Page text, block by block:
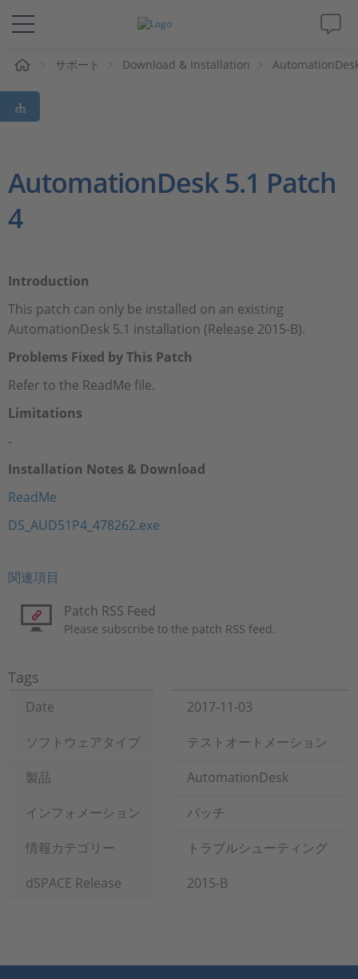
ソリューションと製品
サポート
Magazine
採用情報
サポート Download & Installation
AutomationDesk 5.1 Patch
4
Introduction
This patch can only be installed on an existing
AutomationDesk 5.1 installation (Release 2015-B).
Problems Fixed by This Patch
Refer to the ReadMe file.
Limitations
-
Installation Notes & Download
ReadMe
DS_AUD51P4_478262.exe
関連項目
Patch RSS Feed
Please subscribe to the patch RSS feed.
Tags
Date
2017-11-03
ソフトウェアタイプ
テストオートメーション
製品
AutomationDesk
インフォメーション
パッチ
情報カテゴリー
トラブルシューティング
dSPACE Release
2015-B